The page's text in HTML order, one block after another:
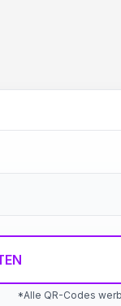
*Alle QR-Codes